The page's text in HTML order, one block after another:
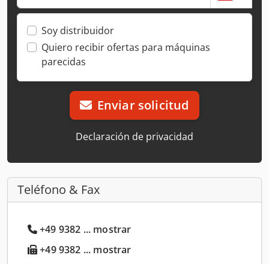
Soy distribuidor
Quiero recibir ofertas para máquinas
parecidas
Enviar solicitud
Declaración de privacidad
Teléfono & Fax
+49 9382 ... mostrar
+49 9382 ... mostrar